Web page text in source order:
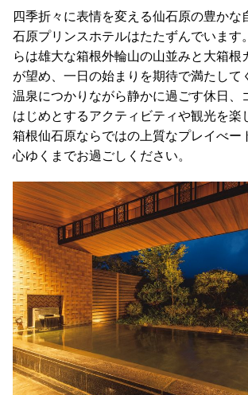
四季折々に表情を変える仙石原の豊かな
石原プリンスホテルはたたずんでいます
らは雄大な箱根外輪山の山並みと大箱根
が望め、一日の始まりを期待で満たして
温泉につかりながら静かに過ごす休日、
はじめとするアクティビティや観光を楽
箱根仙石原ならではの上質なプレイべー
心ゆくまでお過ごしください。